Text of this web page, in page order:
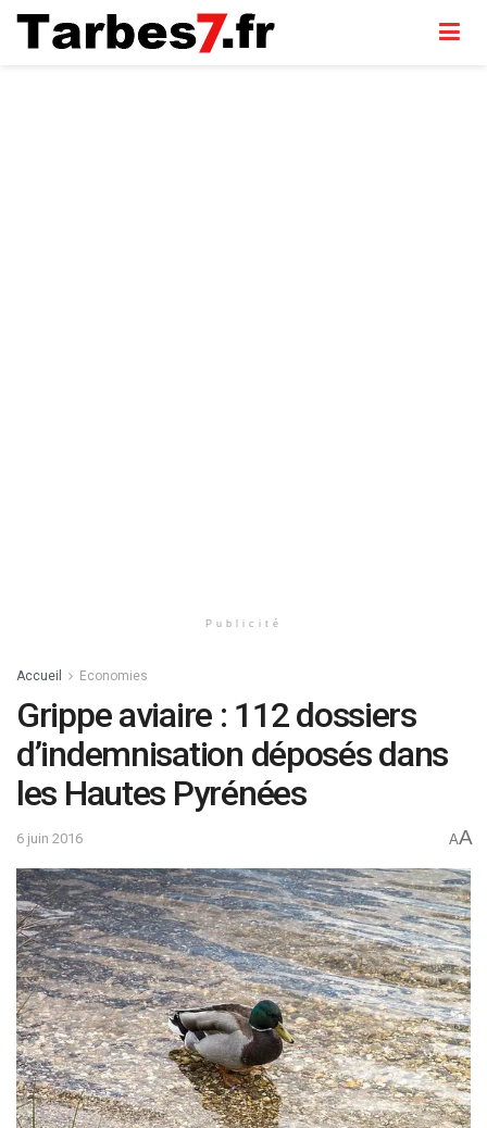
Publicité
Accueil Economies
Grippe aviaire : 112 dossiers
d’indemnisation déposés dans
les Hautes Pyrénées
6 juin 2016 AA